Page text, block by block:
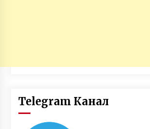
Telegram Канал